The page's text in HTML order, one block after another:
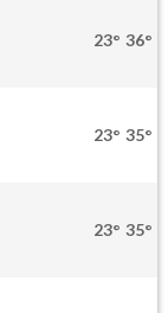
23° 36°
23° 35°
23° 35°